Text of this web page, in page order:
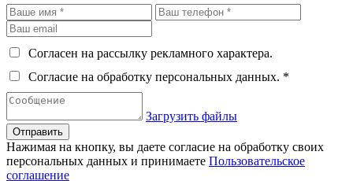
Согласен на рассылку рекламного характера.
Согласие на обработку персональных данных. *
Загрузить файлы
Отправить
Нажимая на кнопку, вы даете согласие на обработку своих
персональных данных и принимаете Пользовательское
соглашение